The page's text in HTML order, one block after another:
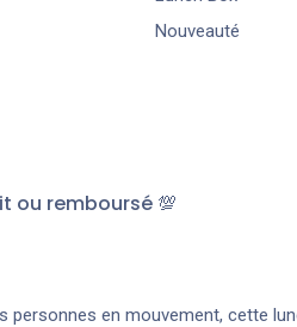
Nouveauté
ou remboursé 💯
personnes en mouvement, cette